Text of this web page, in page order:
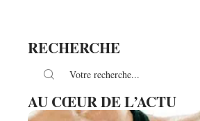
RECHERCHE
AU CŒUR DE L’ACTU